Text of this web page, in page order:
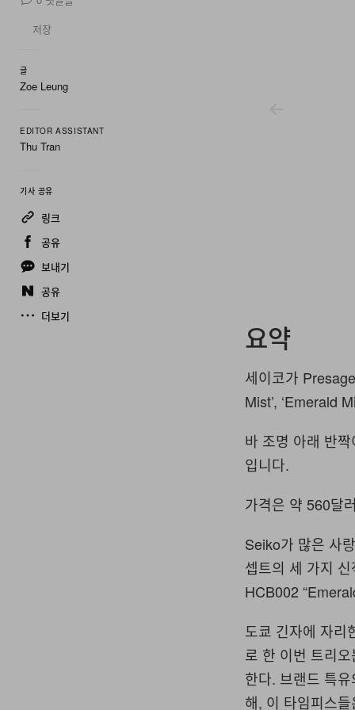
저장
글
Zoe Leung
EDITOR ASSISTANT
Thu Tran
기사 공유
링크
공유
보내기
공유
더보기
요약
세이코가
Mist’, ‘Emerald
바 조명 아래 반
입니다.
가격은 약 560달
Seiko가 많은 사
셉트의 세 가지
HCB002
도쿄 긴자에 자리
로 한 이번 트리
한다. 브랜드 특
해, 이 타임피스